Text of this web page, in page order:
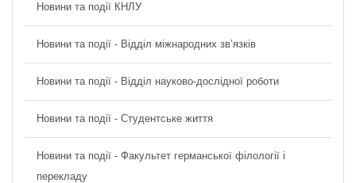
Новини та події КНЛУ
Новини та події - Відділ міжнародних зв’язків
Новини та події - Відділ науково-дослідної роботи
Новини та події - Студентське життя
Новини та події - Факультет германської філології і
перекладу